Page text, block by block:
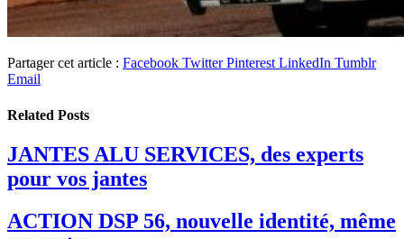
Partager cet article : Facebook Twitter Pinterest LinkedIn Tumblr
Email
Related Posts
JANTES ALU SERVICES, des experts
pour vos jantes
ACTION DSP 56, nouvelle identité, même